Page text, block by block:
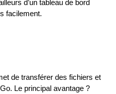
d’un tableau de bord
facilement.
de transférer des fichiers et
Le principal avantage ?